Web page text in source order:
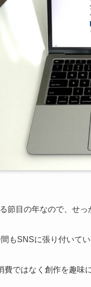
節目の年なので、せ
もSNSに張り付いて
費ではなく創作を趣味